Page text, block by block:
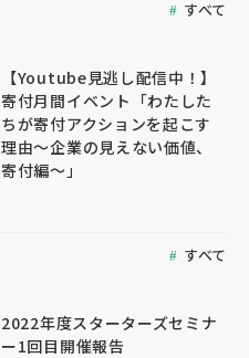
すべて
【Youtube見逃し配信中！】
寄付月間イベント「わたした
ちが寄付アクションを起こす
理由～企業の見えない価値、
寄付編～」
すべて
2022年度スターターズセミナ
ー1回目開催報告